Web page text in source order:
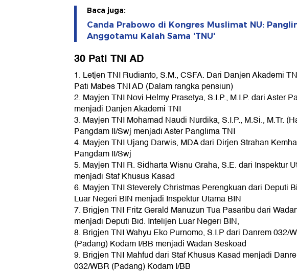
Baca juga:
Canda Prabowo di Kongres Muslimat NU:
Anggotamu Kalah Sama 'TNU'
30 Pati TNI AD
1. Letjen TNI Rudianto, S.M., CSFA. Dari Danjen Akademi
Pati Mabes TNI AD (Dalam rangka pensiun)
2. Mayjen TNI Novi Helmy Prasetya, S.I.P., M.I.P. dari Aster
menjadi Danjen Akademi TNI
3. Mayjen TNI Mohamad Naudi Nurdika, S.I.P., M.Si., M.Tr.
Pangdam II/Swj menjadi Aster Panglima TNI
4. Mayjen TNI Ujang Darwis, MDA dari Dirjen Strahan
Pangdam II/Swj
5. Mayjen TNI R. Sidharta Wisnu Graha, S.E. dari Inspektur
menjadi Staf Khusus Kasad
6. Mayjen TNI Steverely Christmas Perengkuan dari Deputi
Luar Negeri BIN menjadi Inspektur Utama BIN
7. Brigjen TNI Fritz Gerald Manuzun Tua Pasaribu dari
menjadi Deputi Bid. Intelijen Luar Negeri BIN,
8. Brigjen TNI Wahyu Eko Purnomo, S.I.P dari Danrem 032/
(Padang) Kodam I/BB menjadi Wadan Seskoad
9. Brigjen TNI Mahfud dari Staf Khusus Kasad menjadi
032/WBR (Padang) Kodam I/BB